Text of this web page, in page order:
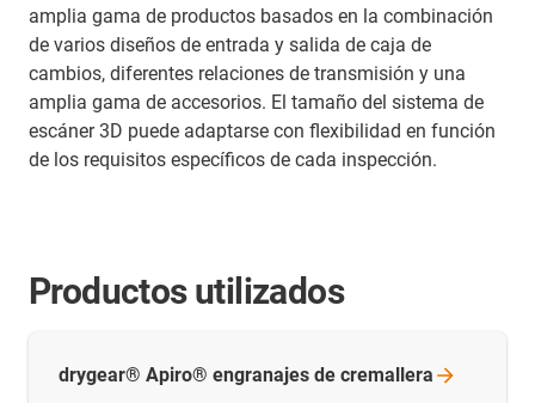
amplia gama de productos basados en la combinación
de varios diseños de entrada y salida de caja de
cambios, diferentes relaciones de transmisión y una
amplia gama de accesorios. El tamaño del sistema de
escáner 3D puede adaptarse con flexibilidad en función
de los requisitos específicos de cada inspección.
Productos utilizados
drygear® Apiro® engranajes de cremallera